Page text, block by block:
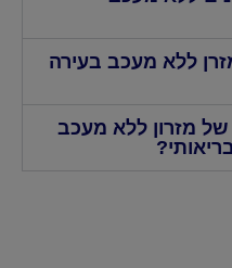
ללא מעכב בעירה
של מזרון ללא מעכב